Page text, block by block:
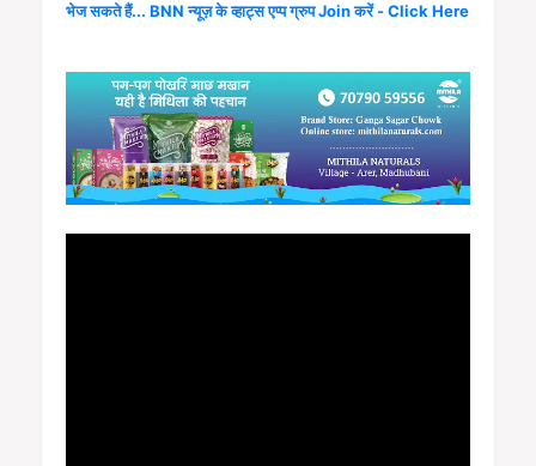
भेज सकते हैं... BNN न्यूज़ के व्हाट्स एप्प ग्रुप Join करें - Click Here